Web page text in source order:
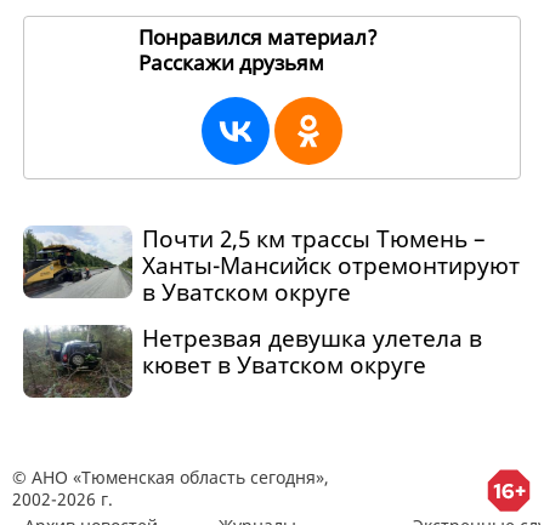
Понравился материал?
Расскажи друзьям
Почти 2,5 км трассы Тюмень –
Ханты-Мансийск отремонтируют
в Уватском округе
Нетрезвая девушка улетела в
кювет в Уватском округе
© АНО «Тюменская область сегодня»,
2002-2026 г.